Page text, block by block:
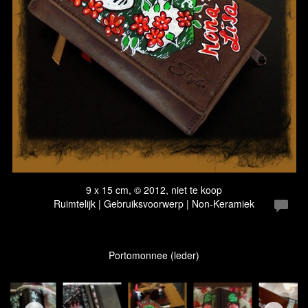
9 x 15 cm, © 2012, niet te koop
Ruimtelijk | Gebruiksvoorwerp | Non-Keramiek
Portomonnee (leder)